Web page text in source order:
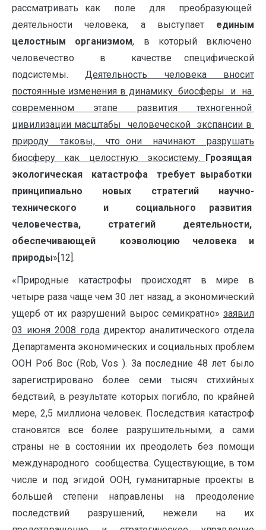
рассматривать как поле для преобразующей
деятельности человека, а выступает единым
целостным организмом, в который включено
человечество в качестве специфической
подсистемы.Деятельность человека вносит
постоянные изменения в динамику биосферы и на
современном этапе развития техногенной
цивилизации масштабы человеческой экспансии в
природу таковы, что они начинают разрушать
биосферу как целостную экосистему. Грозящая
экологическая катастрофа требует выработки
принципиально новых стратегий научно-
технического и социального развития
человечества, стратегий деятельности,
обеспечивающей коэволюцию человека и
природы»[12].
«Природные катастрофы происходят в мире в
четыре раза чаще чем 30 лет назад, а экономический
ущерб от их разрушений вырос семикратно» заявил
03 июня 2008 годадиректор аналитического отдела
Департамента экономических и социальных проблем
ООН Роб Вос (Rob, Vos ). За последние 48 лет было
зарегистрировано более семи тысяч стихийных
бедствий, в результате которых погибло, по крайней
мере, 2,5 миллиона человек. Последствия катастроф
становятся все более разрушительными, а сами
страны не в состоянии их преодолеть без помощи
международного сообщества. Существующие, в том
числе и под эгидой ООН, гуманитарные проекты в
большей степени направлены на преодоление
последствий разрушений, нежели на их